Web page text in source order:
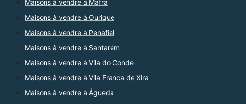
Maisons à vendre à Mafra
Maisons à vendre à Ourique
Maisons à vendre à Penafiel
Maisons à vendre à Santarém
Maisons à vendre à Vila do Conde
Maisons à vendre à Vila Franca de Xira
Maisons à vendre à Águeda